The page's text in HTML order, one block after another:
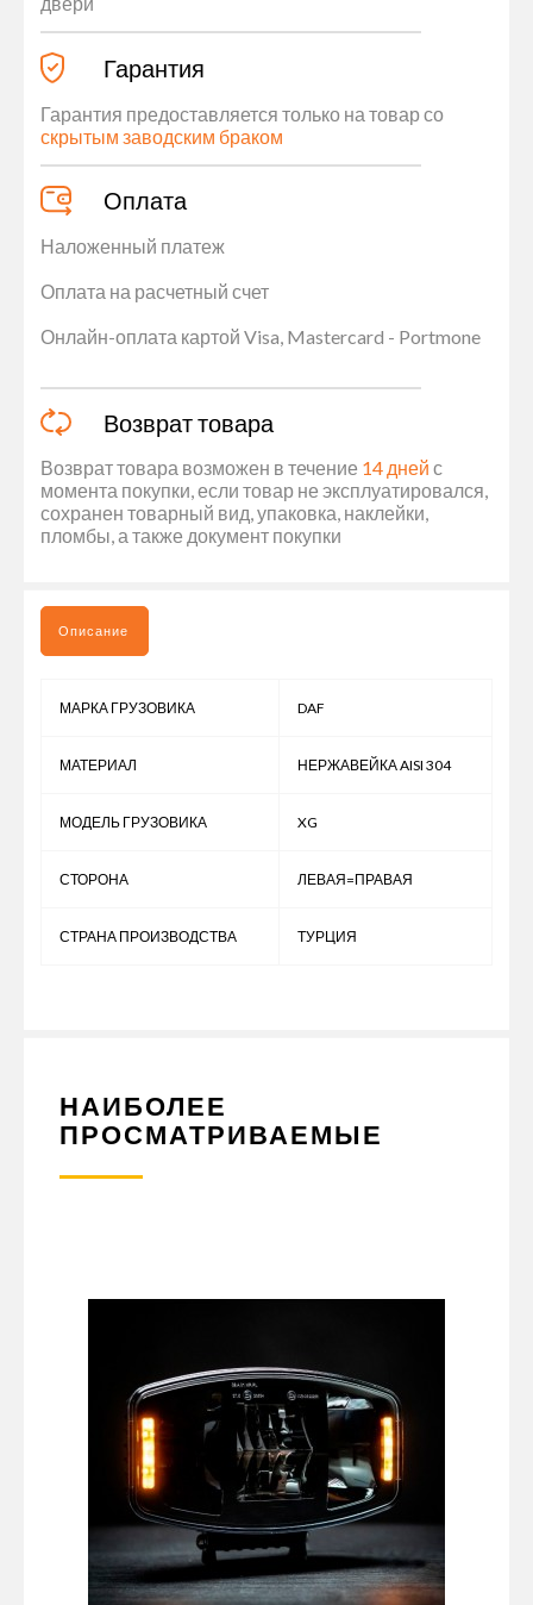
Гарантия
Гарантия предоставляется только на товар со
скрытым заводским браком
Оплата
Наложенный платеж
Оплата на расчетный счет
Онлайн-оплата картой Visa, Mastercard - Portmone
Возврат товара
Возврат товара возможен в течение 14 дней с
момента покупки, если товар не эксплуатировался,
сохранен товарный вид, упаковка, наклейки,
пломбы, а также документ покупки
Описание
МАРКА ГРУЗОВИКА DAF
МАТЕРИАЛ НЕРЖАВЕЙКА AISI 304
МОДЕЛЬ ГРУЗОВИКА XG
СТОРОНА ЛЕВАЯ=ПРАВАЯ
СТРАНА ПРОИЗВОДСТВА ТУРЦИЯ
НАИБОЛЕЕ
ПРОСМАТРИВАЕМЫЕ